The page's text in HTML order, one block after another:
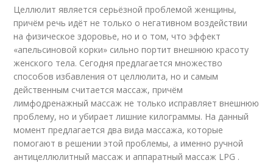
Целлюлит является серьёзной проблемой женщины,
причём речь идёт не только о негативном воздействии
на физическое здоровье, но и о том, что эффект
«апельсиновой корки» сильно портит внешнюю красоту
женского тела. Сегодня предлагается множество
способов избавления от целлюлита, но и самым
действенным считается массаж, причём
лимфодренажный массаж не только исправляет внешнюю
проблему, но и убирает лишние килограммы. На данный
момент предлагается два вида массажа, которые
помогают в решении этой проблемы, а именно ручной
антицеллюлитный массаж и аппаратный массаж LPG .